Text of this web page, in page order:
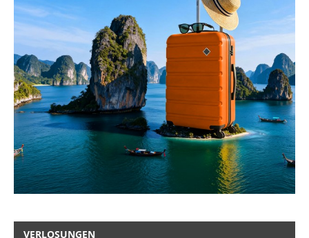
VERLOSUNGEN